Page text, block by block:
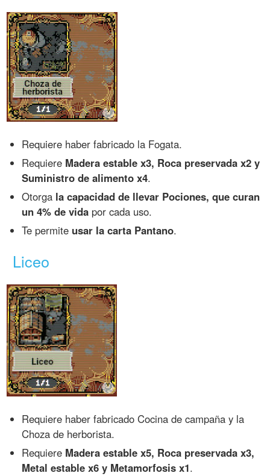
Requiere haber fabricado la Fogata.
Requiere Madera estable x3, Roca preservada x2 y
Suministro de alimento x4.
Otorga la capacidad de llevar Pociones, que curan
un 4% de vida por cada uso.
Te permite usar la carta Pantano.
Liceo
Requiere haber fabricado Cocina de campaña y la
Choza de herborista.
Requiere Madera estable x5, Roca preservada x3,
Metal estable x6 y Metamorfosis x1.